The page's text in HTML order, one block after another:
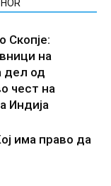
Скопје:
на
дел од
чест на
Индија
има право да